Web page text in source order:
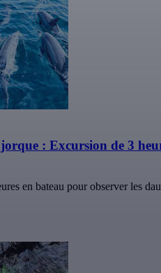
: Excursion de 3
en bateau pour observer les